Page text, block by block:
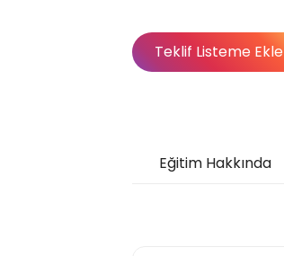
Teklif Listeme Ekle
Eğitim Hakkında